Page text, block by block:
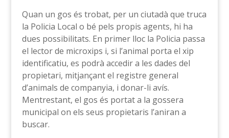
Quan un gos és trobat, per un ciutadà que truca
la Policia Local o bé pels propis agents, hi ha
dues possibilitats. En primer lloc la Policia passa
el lector de microxips i, si l’animal porta el xip
identificatiu, es podrà accedir a les dades del
propietari, mitjançant el registre general
d’animals de companyia, i donar-li avís.
Mentrestant, el gos és portat a la gossera
municipal on els seus propietaris l’aniran a
buscar.